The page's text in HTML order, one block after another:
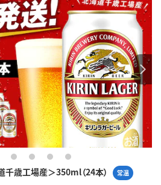
歳工場産＞350ml（24本） 常温
3 4 5 6